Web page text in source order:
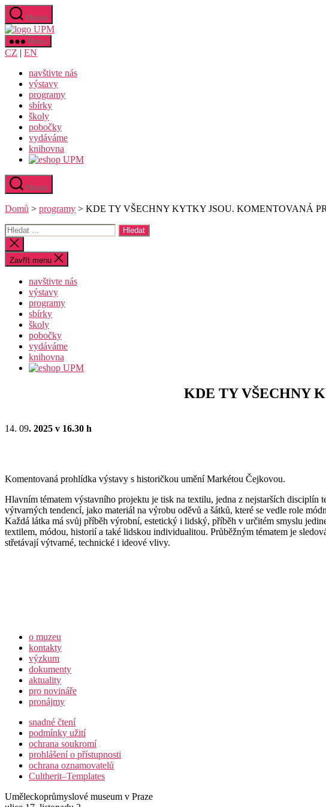
Přejít
obsahu
Hledat
Uměleckoprůmyslové
Menu
CZ | EN
navštivte nás
výstavy
programy
sbírky
školy
pobočky
vydáváme
knihovna
Hledat
Domů > programy > KDE TY VŠECHNY KYTKY JSOU. KOMENTOVANÁ
Výsledky
vyhledávání:
Zavřít
vyhledávání
Zavřít menu
navštivte nás
výstavy
programy
sbírky
školy
pobočky
vydáváme
knihovna
KDE TY VŠECHNY
14. 09. 2025 v 16.30 h
Komentovaná prohlídka výstavy s historičkou umění Markétou Čejkovou.
Hlavním tématem výstavního projektu je tisk na textilu, jedna z nejstarších
výtvarných tendencí, jako materiál na výrobu oděvů a šátků, které se vedle role
Každá látka má svůj příběh výrobní, estetický i lidský, příběh v určitém smyslu
textilem, módou, historií a také lidskou individualitou. Průběžným tématem je
střetávají výtvarné, technické i ideové vlivy.
o muzeu
kontakty
výzkum
dokumenty
aktuality
pro novináře
pronájmy
snadné čtení
podmínky užití
ochrana soukromí
prohlášení o přístupnosti
ochrana oznamovatelů
Cultherit–Templates
Uměleckoprůmyslové museum v Praze